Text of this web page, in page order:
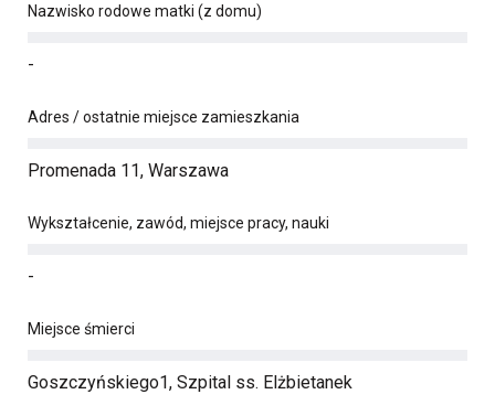
Nazwisko rodowe matki (z domu)
-
Adres / ostatnie miejsce zamieszkania
Promenada 11, Warszawa
Wykształcenie, zawód, miejsce pracy, nauki
-
Miejsce śmierci
Goszczyńskiego1, Szpital ss. Elżbietanek